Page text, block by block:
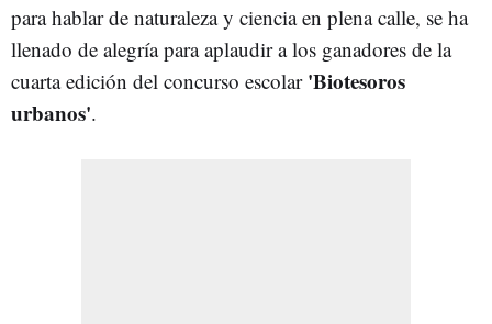
para hablar de naturaleza y ciencia en plena calle, se ha
llenado de alegría para aplaudir a los ganadores de la
cuarta edición del concurso escolar'Biotesoros
urbanos'.